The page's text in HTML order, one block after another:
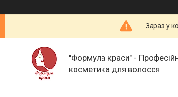
Зараз у
"Формула краси" -
косметика для волосся